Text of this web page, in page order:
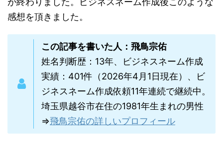
感想を頂きました。
この記事を書いた人：飛鳥宗佑
姓名判断歴：13年、ビジネスネーム作成
実績：401件（2026年4月1日現在）、ビ
ジネスネーム作成依頼11年連続で継続中。
埼玉県越谷市在住の1981年生まれの男性
⇒飛鳥宗佑の詳しいプロフィール